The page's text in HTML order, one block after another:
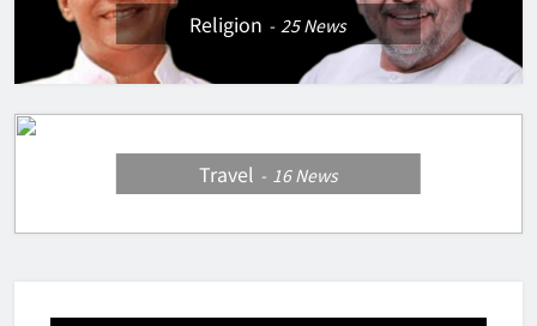
Religion 25News
Travel 16News